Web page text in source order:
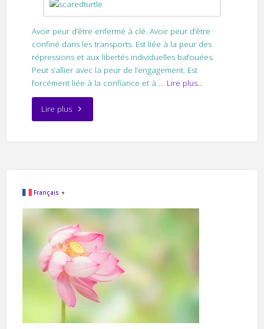
Avoir peur d’être enfermé à clé. Avoir peur d’être
confiné dans les transports. Est liée à la peur des
répressions et aux libertés individuelles bafouées.
Peut s’allier avec la peur de l’engagement. Est
forcément liée à la confiance et à … Lire plus...
Lire plus"La
Français ▼